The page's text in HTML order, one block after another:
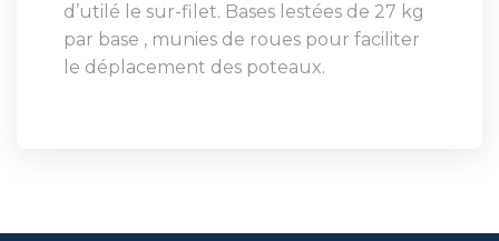
d’utilé le sur-filet. Bases lestées de 27 kg
par base , munies de roues pour faciliter
le déplacement des poteaux.